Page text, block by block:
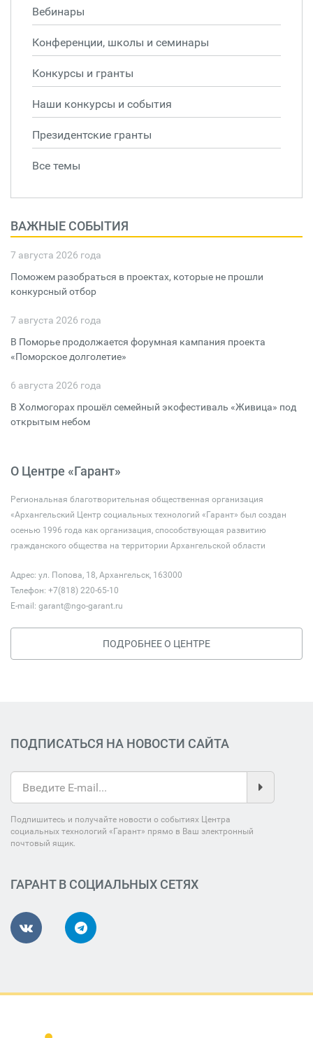
Вебинары
Конференции, школы и семинары
Конкурсы и гранты
Наши конкурсы и события
Президентские гранты
Все темы
ВАЖНЫЕ СОБЫТИЯ
7 августа 2026 года
Поможем разобраться в проектах, которые не прошли
конкурсный отбор
7 августа 2026 года
В Поморье продолжается форумная кампания проекта
«Поморское долголетие»
6 августа 2026 года
В Холмогорах прошёл семейный экофестиваль «Живица» под
открытым небом
О Центре «Гарант»
Региональная благотворительная общественная организация
«Архангельский Центр социальных технологий «Гарант» был создан
осенью 1996 года как организация, способствующая развитию
гражданского общества на территории Архангельской области
Адрес: ул. Попова, 18, Архангельск, 163000
Телефон: +7(818) 220-65-10
E-mail: garant@ngo-garant.ru
ПОДРОБНЕЕ О ЦЕНТРЕ
ПОДПИСАТЬСЯ НА НОВОСТИ САЙТА
Подпишитесь и получайте новости о событиях Центра
социальных технологий «Гарант» прямо в Ваш электронный
почтовый ящик.
ГАРАНТ В СОЦИАЛЬНЫХ СЕТЯХ